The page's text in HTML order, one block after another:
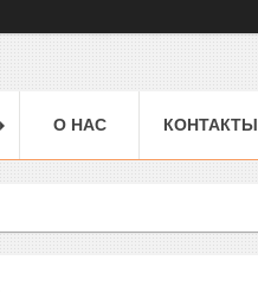
О НАС КОНТАКТЫ